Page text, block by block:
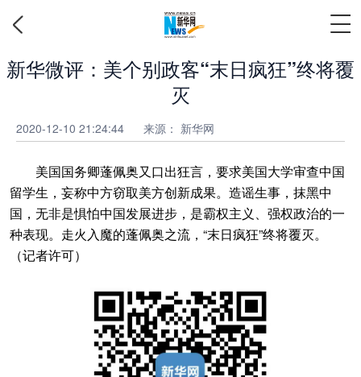
新华微评：美个别政客“末日疯狂”终将覆
灭
2020-12-10 21:24:44 来源： 新华网
美国国务卿蓬佩奥又口出狂言，要求美国大学审查中国
留学生，妄称中方窃取美方创新成果。造谣生事，抹黑中
国，无非是惧怕中国发展进步，是霸权主义、强权政治的一
种表现。走火入魔的蓬佩奥之流，“末日疯狂”终将覆灭。
（记者许可）